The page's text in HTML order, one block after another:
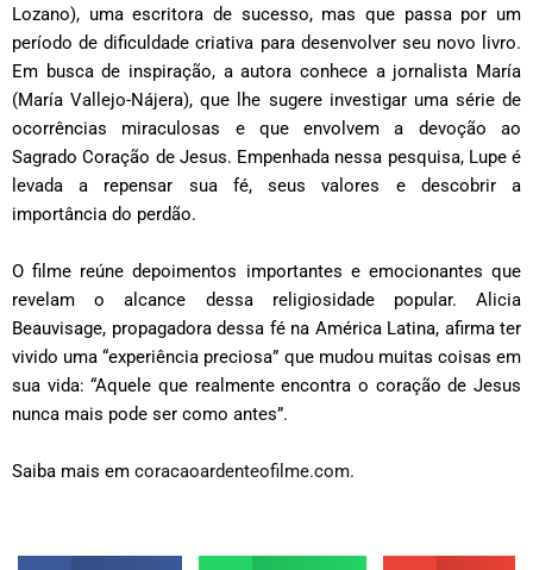
Lozano), uma escritora de sucesso, mas que passa por um
período de dificuldade criativa para desenvolver seu novo livro.
Em busca de inspiração, a autora conhece a jornalista María
(María Vallejo-Nájera), que lhe sugere investigar uma série de
ocorrências miraculosas e que envolvem a devoção ao
Sagrado Coração de Jesus. Empenhada nessa pesquisa, Lupe é
levada a repensar sua fé, seus valores e descobrir a
importância do perdão.
O filme reúne depoimentos importantes e emocionantes que
revelam o alcance dessa religiosidade popular. Alicia
Beauvisage, propagadora dessa fé na América Latina, afirma ter
vivido uma “experiência preciosa” que mudou muitas coisas em
sua vida: “Aquele que realmente encontra o coração de Jesus
nunca mais pode ser como antes”.
Saiba mais em coracaoardenteofilme.com.